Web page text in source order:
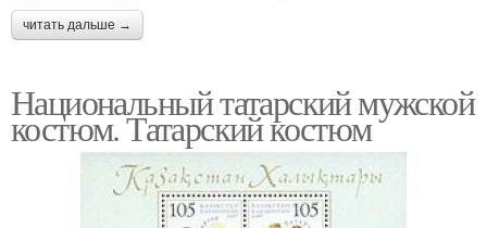
читать дальше →
Национальный татарский мужской
костюм. Татарский костюм